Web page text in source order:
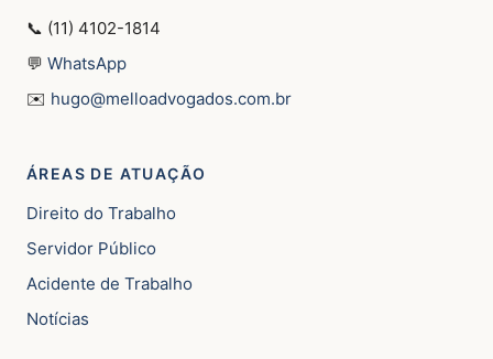
📞 (11) 4102-1814
💬 WhatsApp
✉️ hugo@melloadvogados.com.br
ÁREAS DE ATUAÇÃO
Direito do Trabalho
Servidor Público
Acidente de Trabalho
Notícias